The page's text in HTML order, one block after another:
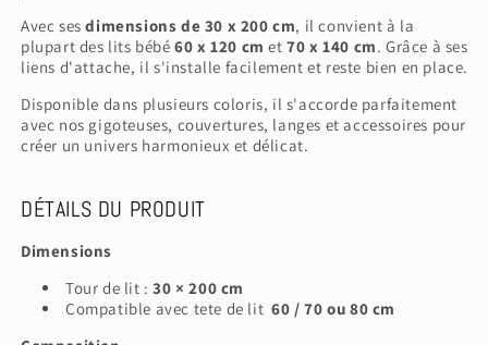
Avec sesdimensions de 30 x 200 cm, il convient à la
plupart des lits bébé60 x 120 cm et70 x 140 cm. Grâce à ses
liens d'attache, il s'installe facilement et reste bien en place.
Disponible dans plusieurs coloris, il s'accorde parfaitement
avec nos gigoteuses, couvertures, langes et accessoires pour
créer un univers harmonieux et délicat.
DÉTAILS DU PRODUIT
Dimensions
Tour de lit :30 × 200 cm
Compatible avec tete de lit60 / 70 ou 80 cm